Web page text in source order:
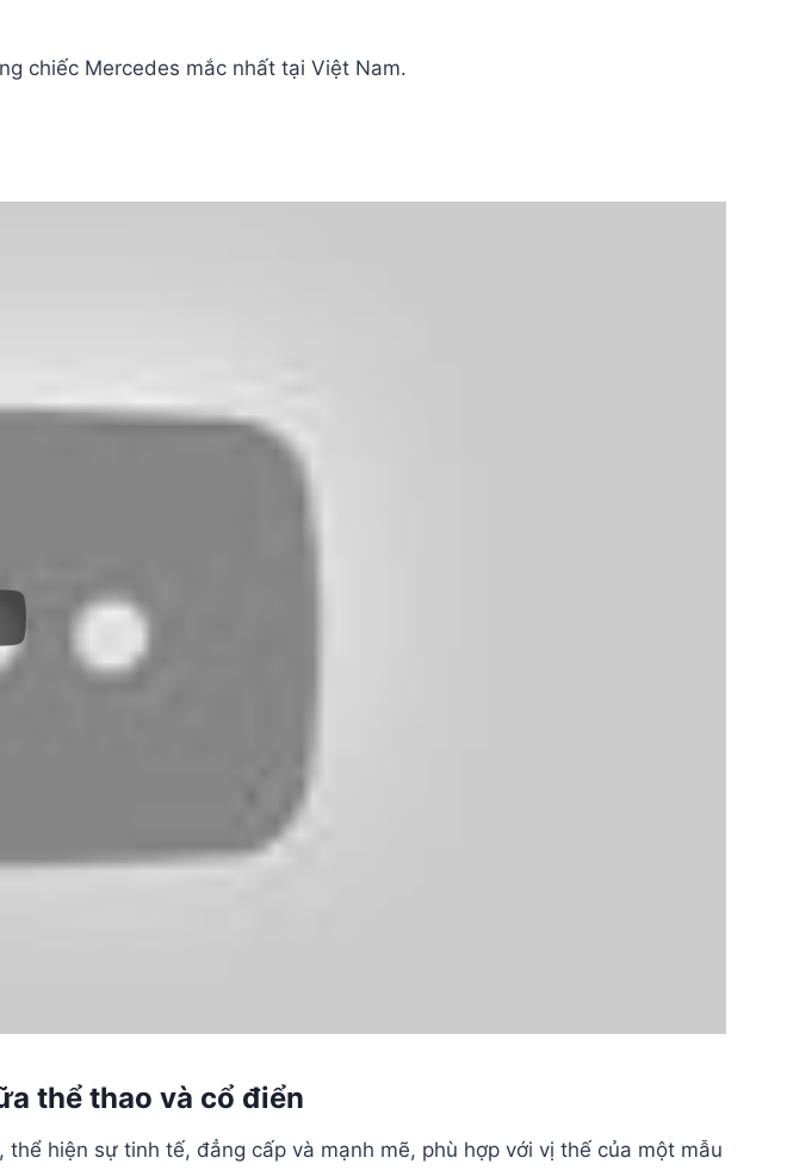
chiếc Mercedes mắc nhất tại Việt Nam.
thể thao và cổ điển
, thể hiện sự tinh tế, đẳng cấp và mạnh mẽ, phù hợp với vị thế của một mẫu